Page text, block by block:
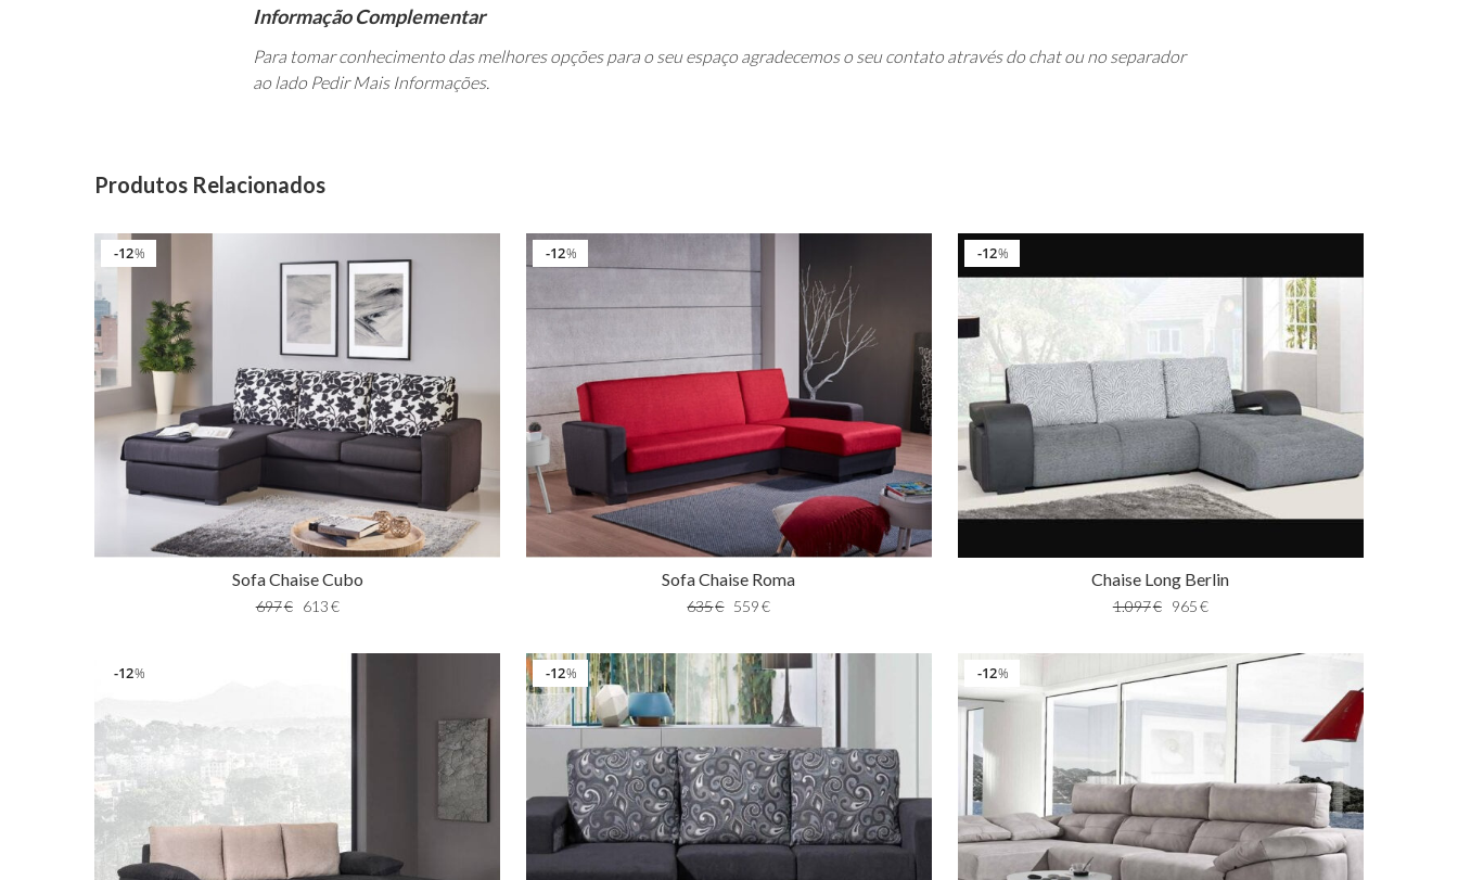
Informação Complementar
Para tomar conhecimento das melhores opções para o seu espaço agradecemos o seu contato através do chat ou no separador
ao lado Pedir Mais Informações.
Produtos Relacionados
%
12
Sofa Chaise Cubo
697€ 613€
%
12
Sofa Chaise Roma
635€ 559 €
%
12
Chaise Long Berlin
1.097€ 965€
%
12 %
12 %
12